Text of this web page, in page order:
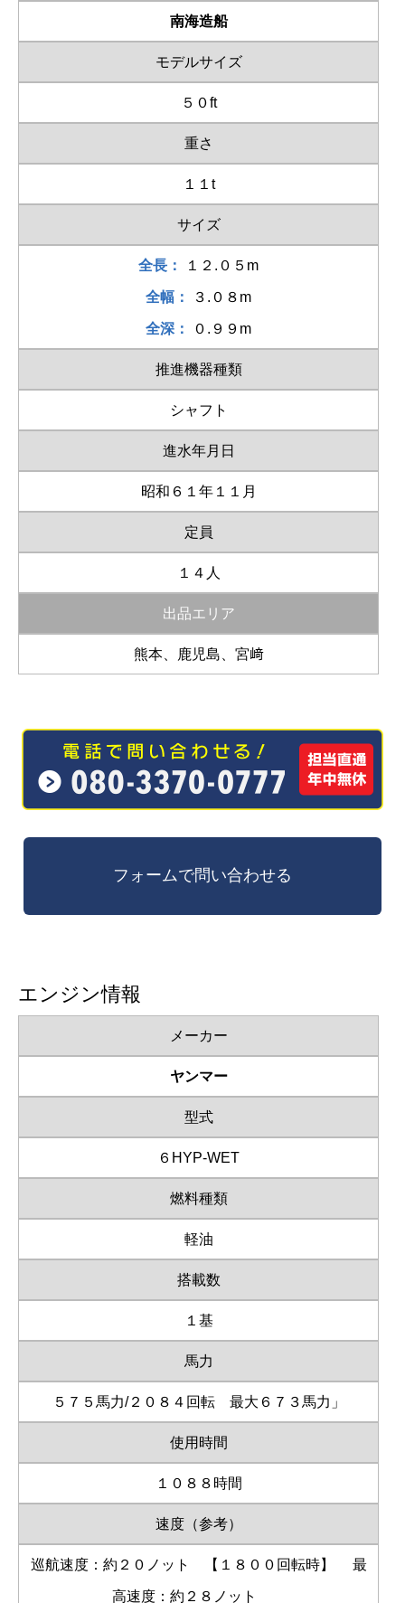
南海造船
モデルサイズ
５０ft
重さ
１１t
サイズ
全長： １２.０５m
全幅： ３.０８m
全深： ０.９９m
推進機器種類
シャフト
進水年月日
昭和６１年１１月
定員
１４人
出品エリア
熊本、鹿児島、宮﨑
エンジン情報
メーカー
ヤンマー
型式
６HYP-WET
燃料種類
軽油
搭載数
１基
馬力
５７５馬力/２０８４回転 最大６７３馬力」
使用時間
１０８８時間
速度（参考）
巡航速度：約２０ノット 【１８００回転時】 最
高速度：約２８ノット